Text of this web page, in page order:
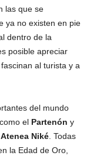
las que se
ya no existen en pie
dentro de la
posible apreciar
al turista y a
del mundo
el Partenón y
Atenea Niké . Todas
la Edad de Oro,